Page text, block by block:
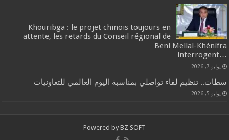
Khouribga : le projet chinois toujours en
attente, les retards du Conseil régional de
Beni Mellal-Khénifra
…interrogent
يوليو 7, 2026
سطات.. تنظيم لقاء تواصلي بمناسبة اليوم العالمي للتعاونيات
يوليو 5, 2026
Powered by BZ SOFT